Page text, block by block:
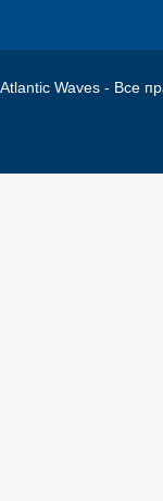
Atlantic Waves - Все